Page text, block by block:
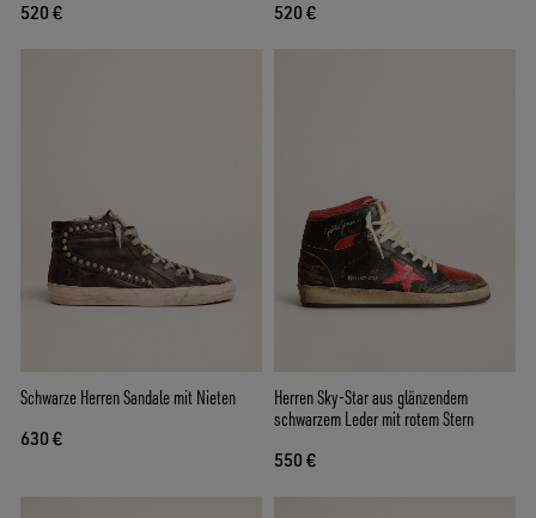
520 € 520 €
Schwarze Herren Sandale mit Nieten
630 €
Herren Sky-Star aus glänzendem
schwarzem Leder mit rotem Stern
550 €